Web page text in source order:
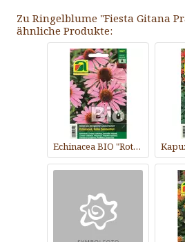
Zu Ringelblume "Fiesta Gitana
ähnliche Produkte:
Echinacea BIO "Roter Sonnenhut"